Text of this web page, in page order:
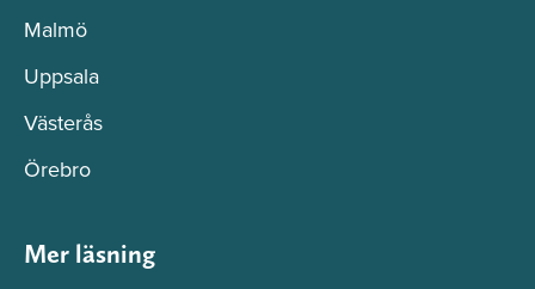
Malmö
Uppsala
Västerås
Örebro
Mer läsning